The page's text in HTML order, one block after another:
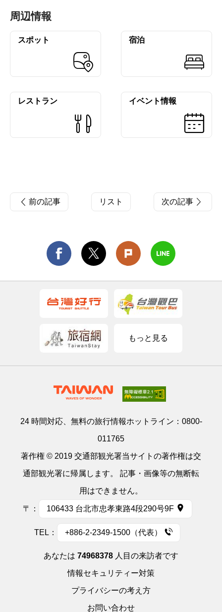
周辺情報
スポット 宿泊
レストラン イベント情報
前の記事 リスト 次の記事
もっと見る
24 時間対応、無料の旅行情報ホットライン： 0800-
011765
著作権 © 2019 交通部観光署当サイトの著作権は交
通部観光署に帰属します。 記事・画像等の無断転
用はできません。
〒： 106433 台北市忠孝東路4段290号9F
TEL： +886-2-2349-1500（代表）
あなたは 74968378 人目の来訪者です
情報セキュリティー対策
プライバシーの考え方
お問い合わせ